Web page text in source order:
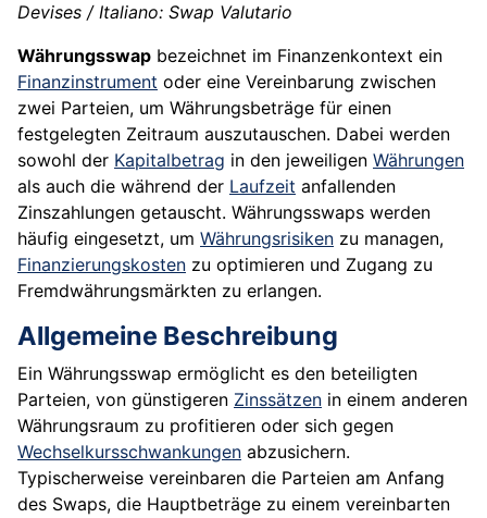
Devises / Italiano: Swap Valutario
Währungsswap bezeichnet im Finanzenkontext ein
Finanzinstrument oder eine Vereinbarung zwischen
zwei Parteien, um Währungsbeträge für einen
festgelegten Zeitraum auszutauschen. Dabei werden
sowohl der Kapitalbetrag in den jeweiligen Währungen
als auch die während der Laufzeit anfallenden
Zinszahlungen getauscht. Währungsswaps werden
häufig eingesetzt, um Währungsrisiken zu managen,
Finanzierungskosten zu optimieren und Zugang zu
Fremdwährungsmärkten zu erlangen.
Allgemeine Beschreibung
Ein Währungsswap ermöglicht es den beteiligten
Parteien, von günstigeren Zinssätzen in einem anderen
Währungsraum zu profitieren oder sich gegen
Wechselkursschwankungen abzusichern.
Typischerweise vereinbaren die Parteien am Anfang
des Swaps, die Hauptbeträge zu einem vereinbarten